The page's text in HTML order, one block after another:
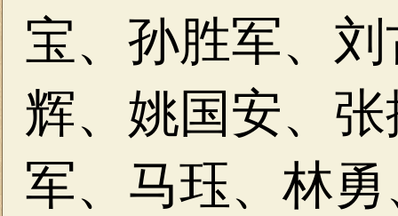
宝、 孙胜军、
辉、 姚国安、
军、马珏、林